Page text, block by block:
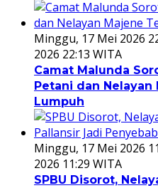
Minggu, 17 Mei 2026
2026 22:13 WITA
Camat Malunda
Petani dan Nelayan
Lumpuh
Minggu, 17 Mei 2026
2026 11:29 WITA
SPBU Disorot,